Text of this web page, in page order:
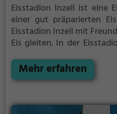
Eisstadion Inzell ist eine
einer gut präparierten
Eisstadion Inzell mit
Eis gleiten. In der
Anfänger können sich mit
Mehr erfahren